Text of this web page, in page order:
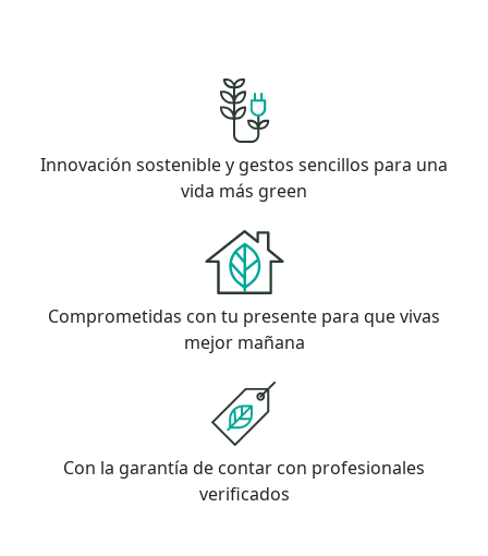
Innovación sostenible y gestos sencillos para una
vida más green
Comprometidas con tu presente para que vivas
mejor mañana
Con la garantía de contar con profesionales
verificados